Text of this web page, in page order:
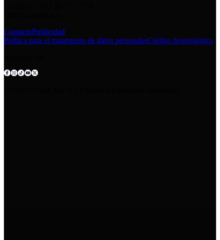
ContactoPublicidad
Política para el tratamiento de datos personalesCódigo deontológico